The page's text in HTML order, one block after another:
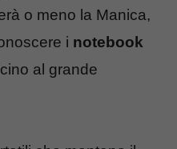
o meno la Manica,
i notebook
al grande